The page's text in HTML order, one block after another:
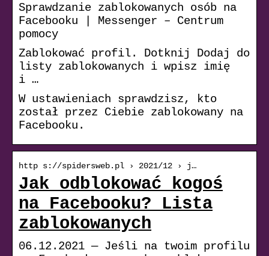
Sprawdzanie zablokowanych osób na
Facebooku | Messenger – Centrum
pomocy
Zablokować profil. Dotknij Dodaj do
listy zablokowanych i wpisz imię
i …
W ustawieniach sprawdzisz, kto
został przez Ciebie zablokowany na
Facebooku.
http s://spidersweb.pl › 2021/12 › j…
Jak odblokować kogoś
na Facebooku? Lista
zablokowanych
06.12.2021 — Jeśli na twoim profilu